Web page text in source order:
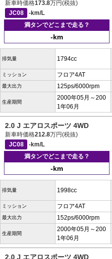
新車時価格173.8万円(税抜)
JC08
-km/L
満タンでどこまで走る？
-km
排気量 1794cc
ミッション フロア4AT
最大出力 125ps/6000rpm
生産期間
2000年05月～200
1年06月
2.0 J エアロスポーツ 4WD
新車時価格212.8万円(税抜)
JC08
-km/L
満タンでどこまで走る？
-km
排気量 1998cc
ミッション フロア4AT
最大出力 152ps/6000rpm
生産期間
2000年05月～200
1年06月
2.0 J エアロスポーツ 4WD